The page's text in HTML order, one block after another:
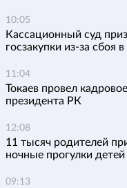
10:05
Кассационный суд
госзакупки из-за сбоя
11:04
Токаев провел
президента РК
12:08
11 тысяч родителей
ночные прогулки
09:13